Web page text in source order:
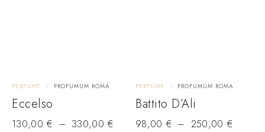
PERFUME PROFUMUM ROMA
Eccelso
130,00 € – 330,00 €
PERFUME PROFUMUM ROMA
Battito D’Ali
98,00 € – 250,00 €